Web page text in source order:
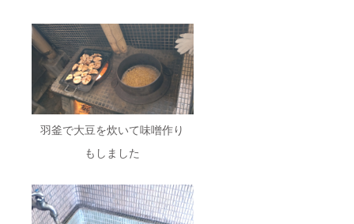
羽釜で大豆を炊いて味噌作り
もしました